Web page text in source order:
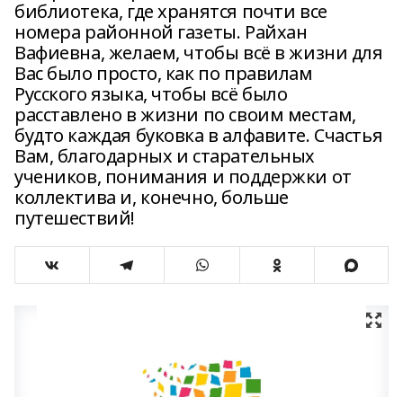
библиотека, где хранятся почти все
номера районной газеты. Райхан
Вафиевна, желаем, чтобы всё в жизни для
Вас было просто, как по правилам
Русского языка, чтобы всё было
расставлено в жизни по своим местам,
будто каждая буковка в алфавите. Счастья
Вам, благодарных и старательных
учеников, понимания и поддержки от
коллектива и, конечно, больше
путешествий!